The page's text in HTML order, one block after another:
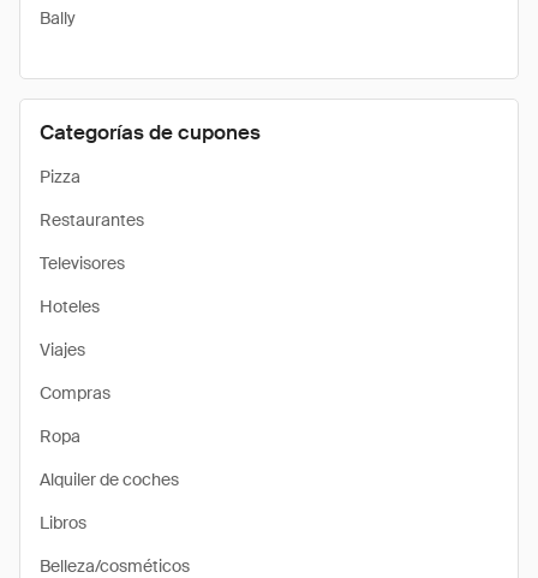
Bally
Categorías de cupones
Pizza
Restaurantes
Televisores
Hoteles
Viajes
Compras
Ropa
Alquiler de coches
Libros
Belleza/cosméticos